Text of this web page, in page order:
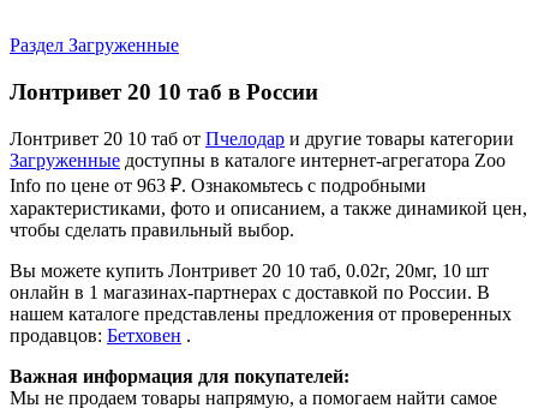
Раздел Загруженные
Лонтривет 20 10 таб в России
Лонтривет 20 10 таб от Пчелодар и другие товары категории
Загруженные доступны в каталоге интернет-агрегатора Zoo
Info по цене от 963 ₽. Ознакомьтесь с подробными
характеристиками, фото и описанием, а также динамикой цен,
чтобы сделать правильный выбор.
Вы можете купить Лонтривет 20 10 таб, 0.02г, 20мг, 10 шт
онлайн в 1 магазинах-партнерах с доставкой по России. В
нашем каталоге представлены предложения от проверенных
продавцов: Бетховен .
Важная информация для покупателей:
Мы не продаем товары напрямую, а помогаем найти самое